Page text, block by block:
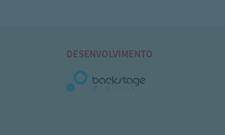
DESENVOLVIMENTO